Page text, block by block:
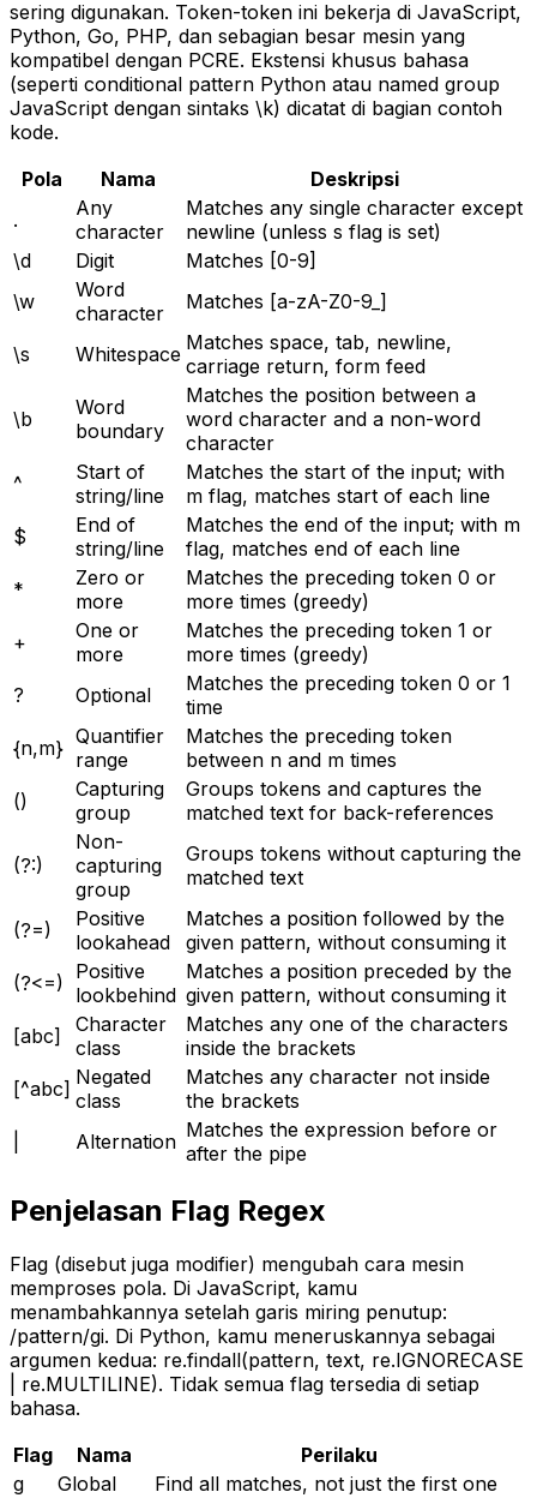
sering digunakan. Token-token ini bekerja di JavaScript,
Python, Go, PHP, dan sebagian besar mesin yang
kompatibel dengan PCRE. Ekstensi khusus bahasa
(seperti conditional pattern Python atau named group
JavaScript dengan sintaks \k) dicatat di bagian contoh
kode.
Pola
Nama
Deskripsi
.
Any
character
Matches any single character except
newline (unless s flag is set)
\d
Digit
Matches [0-9]
\w
Word
character
Matches [a-zA-Z0-9_]
\s Whitespace Matches space, tab, newline,
carriage return, form feed
\b
Word
boundary
Matches the position between a
word character and a non-word
character
^
Start of
string/line
Matches the start of the input; with
m flag, matches start of each line
$
End of
string/line
Matches the end of the input; with m
flag, matches end of each line
*
Zero or
more
Matches the preceding token 0 or
more times (greedy)
+
One or
more
Matches the preceding token 1 or
more times (greedy)
?
Optional
Matches the preceding token 0 or 1
time
{n,m} Quantifier
range
Matches the preceding token
between n and m times
()
Capturing
group
Groups tokens and captures the
matched text for back-references
(?:)
Non-
capturing
group
Groups tokens without capturing the
matched text
(?=)
Positive
lookahead
Matches a position followed by the
given pattern, without consuming it
(?<=) Positive
lookbehind
Matches a position preceded by the
given pattern, without consuming it
[abc]
Character
class
Matches any one of the characters
inside the brackets
[^abc] Negated
class
Matches any character not inside
the brackets
Alternation Matches the expression before or
after the pipe
Penjelasan Flag Regex
Flag (disebut juga modifier) mengubah cara mesin
memproses pola. Di JavaScript, kamu
menambahkannya setelah garis miring penutup:
/pattern/gi. Di Python, kamu meneruskannya sebagai
argumen kedua: re.findall(pattern, text, re.IGNORECASE
| re.MULTILINE). Tidak semua flag tersedia di setiap
bahasa.
Flag
Nama
Perilaku
g
Global
Find all matches, not just the first one